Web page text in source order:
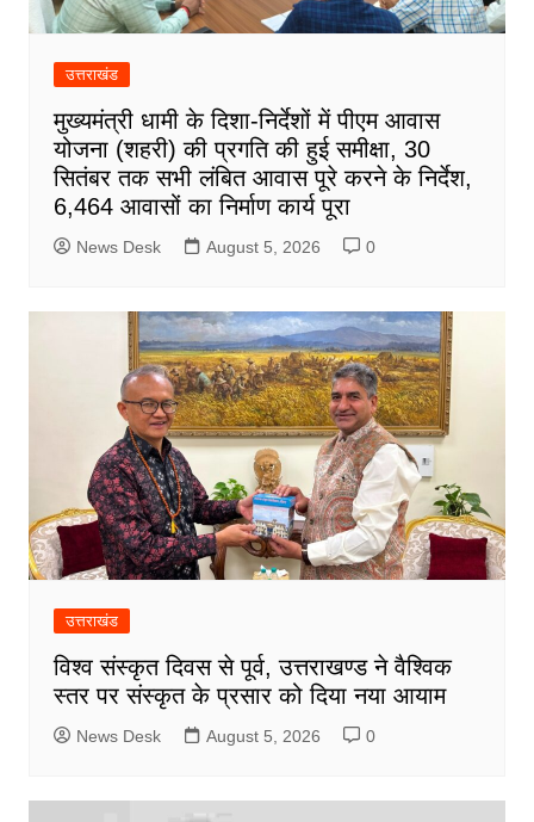
उत्तराखंड
मुख्यमंत्री धामी के दिशा-निर्देशों में पीएम आवास
योजना (शहरी) की प्रगति की हुई समीक्षा, 30
सितंबर तक सभी लंबित आवास पूरे करने के निर्देश,
6,464 आवासों का निर्माण कार्य पूरा
News Desk August 5, 2026 0
उत्तराखंड
विश्व संस्कृत दिवस से पूर्व, उत्तराखण्ड ने वैश्विक
स्तर पर संस्कृत के प्रसार को दिया नया आयाम
News Desk August 5, 2026 0